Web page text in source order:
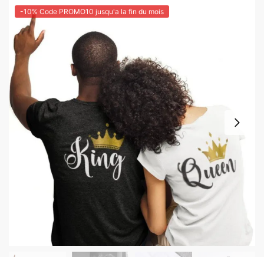
-10% Code PROMO10 jusqu'a la fin du mois